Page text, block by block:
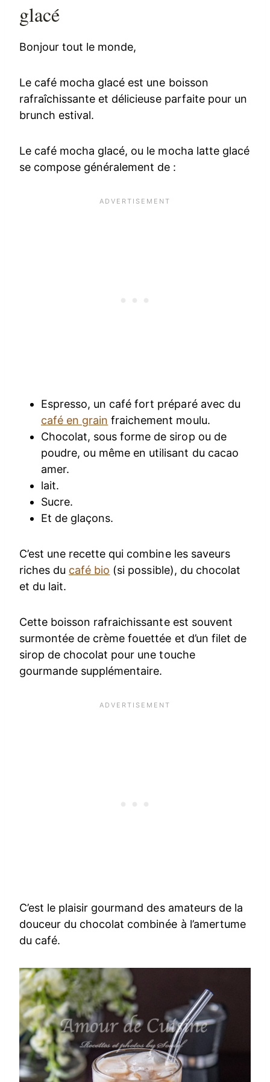
glacé
Bonjour tout le monde,
Le café mocha glacé est une boisson
rafraîchissante et délicieuse parfaite pour un
brunch estival.
Le café mocha glacé, ou le mocha latte glacé
se compose généralement de :
Espresso, un café fort préparé avec du
café en grain fraichement moulu.
Chocolat, sous forme de sirop ou de
poudre, ou même en utilisant du cacao
amer.
lait.
Sucre.
Et de glaçons.
C’est une recette qui combine les saveurs
riches du café bio (si possible), du chocolat
et du lait.
Cette boisson rafraichissante est souvent
surmontée de crème fouettée et d’un filet de
sirop de chocolat pour une touche
gourmande supplémentaire.
C’est le plaisir gourmand des amateurs de la
douceur du chocolat combinée à l’amertume
du café.